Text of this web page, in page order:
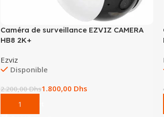
Caméra de surveillance EZVIZ CAMERA
HB8 2K+
Ezviz
Disponible
2.200,00Dhs1.800,00 Dhs
Add To Cart